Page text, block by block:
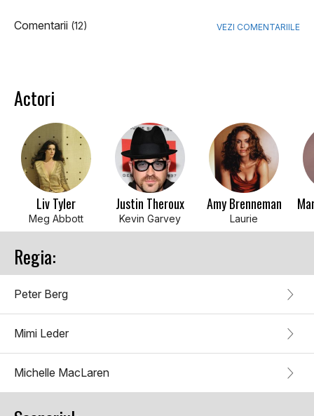
Comentarii (12) VEZI COMENTARIILE
Actori
Liv Tyler
Meg Abbott
Justin Theroux
Kevin Garvey
Amy Brenneman
Laurie
Regia:
Peter Berg
Mimi Leder
Michelle MacLaren